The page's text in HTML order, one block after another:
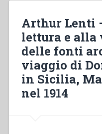
Arthur Lenti
lettura e alla
delle fonti
viaggio di
in Sicilia,
nel 1914